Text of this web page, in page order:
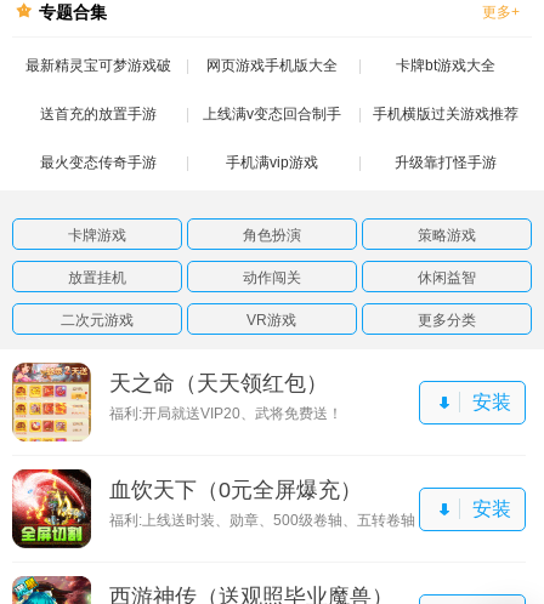
专题合集 更多+
最新精灵宝可梦游戏破
解版
网页游戏手机版大全 卡牌bt游戏大全
送首充的放置手游 上线满v变态回合制手
游
手机横版过关游戏推荐
最火变态传奇手游 手机满vip游戏 升级靠打怪手游
卡牌游戏 角色扮演 策略游戏
放置挂机 动作闯关 休闲益智
二次元游戏 VR游戏 更多分类
天之命（天天领红包）
福利:开局就送VIP20、武将免费送！
安装
血饮天下（0元全屏爆充）
福利:上线送时装、勋章、500级卷轴、五转卷轴
安装
西游神传（送观照毕业魔兽）